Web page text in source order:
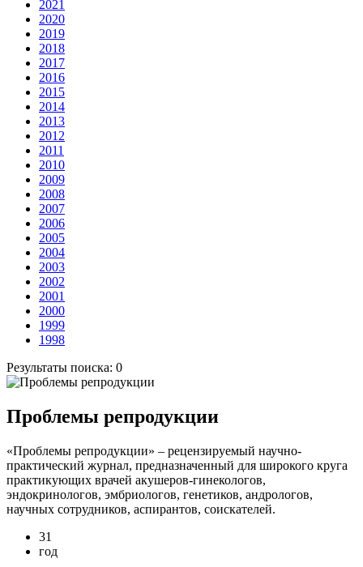
2021
2020
2019
2018
2017
2016
2015
2014
2013
2012
2011
2010
2009
2008
2007
2006
2005
2004
2003
2002
2001
2000
1999
1998
Результаты поиска: 0
Проблемы репродукции
«Проблемы репродукции» – рецензируемый научно-
практический журнал, предназначенный для широкого круга
практикующих врачей акушеров-гинекологов,
эндокринологов, эмбриологов, генетиков, андрологов,
научных сотрудников, аспирантов, соискателей.
31
год